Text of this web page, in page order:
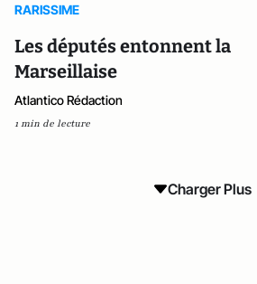
RARISSIME
Les députés entonnent la
Marseillaise
Atlantico Rédaction
1 min de lecture
Charger Plus